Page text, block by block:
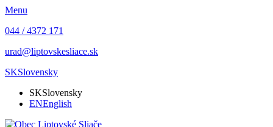
Menu
044 / 4372 171
urad@liptovskesliace.sk
SKSlovensky
SKSlovensky
ENEnglish